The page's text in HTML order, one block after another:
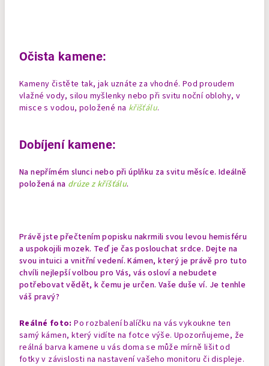
Očista kamene:
Kameny čistěte tak, jak uznáte za vhodné. Pod proudem
vlažné vody, silou myšlenky nebo při svitu noční oblohy, v
misce s vodou, položené na křišťálu.
Dobíjení kamene:
Na nepřímém slunci nebo při úplňku za svitu měsíce. Ideálně
položená na drúze z kříšťálu.
Právě jste přečtením popisku nakrmili svou levou hemisféru
a uspokojili mozek. Teď je čas poslouchat srdce. Dejte na
svou intuici a vnitřní vedení. Kámen, který je právě pro tuto
chvíli nejlepší volbou pro Vás, vás osloví a nebudete
potřebovat vědět, k čemu je určen. Vaše duše ví. Je tenhle
váš pravý?
Reálné foto: Po rozbalení balíčku na vás vykoukne ten
samý kámen, který vidíte na fotce výše. Upozorňujeme, že
reálná barva kamene u vás doma se může mírně lišit od
fotky v závislosti na nastavení vašeho monitoru či displeje.